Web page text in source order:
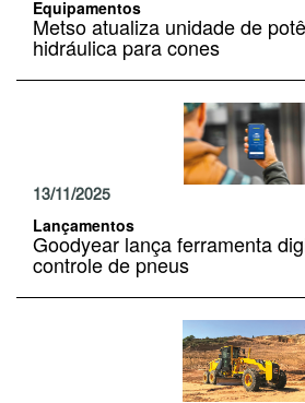
Equipamentos
Metso atualiza unidade de
hidráulica para cones
13/11/2025
Lançamentos
Goodyear lança ferramenta
controle de pneus